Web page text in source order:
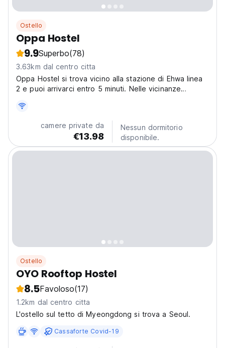
Ostello
Oppa Hostel
9.9Superbo(78)
3.63km dal centro citta
Oppa Hostel si trova vicino alla stazione di Ehwa linea
2 e puoi arrivarci entro 5 minuti. Nelle vicinanze
Shinchon.
camere private da
€13.98
Nessun dormitorio
disponibile.
Ostello
OYO Rooftop Hostel
8.5Favoloso(17)
1.2km dal centro citta
L'ostello sul tetto di Myeongdong si trova a Seoul.
Cassaforte Covid-19